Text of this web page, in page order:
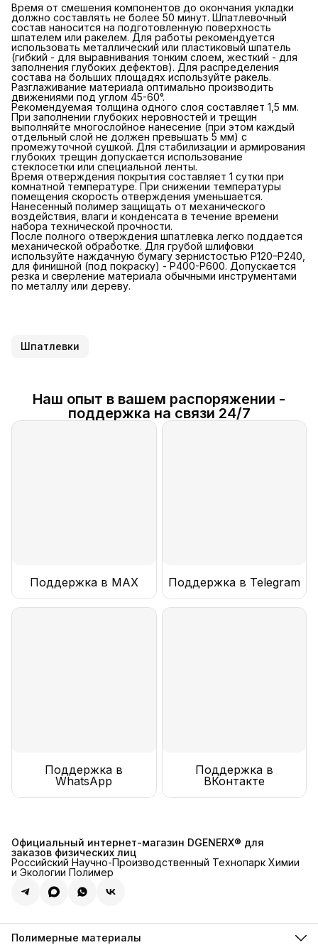
Время от смешения компонентов до окончания укладки
должно составлять не более 50 минут. Шпатлевочный
состав наносится на подготовленную поверхность
шпателем или ракелем. Для работы рекомендуется
использовать металлический или пластиковый шпатель
(гибкий - для выравнивания тонким слоем, жесткий - для
заполнения глубоких дефектов). Для распределения
состава на больших площадях используйте ракель.
Разглаживание материала оптимально производить
движениями под углом 45-60°.
Рекомендуемая толщина одного слоя составляет 1,5 мм.
При заполнении глубоких неровностей и трещин
выполняйте многослойное нанесение (при этом каждый
отдельный слой не должен превышать 5 мм) с
промежуточной сушкой. Для стабилизации и армирования
глубоких трещин допускается использование
стеклосетки или специальной ленты.
Время отверждения покрытия составляет 1 сутки при
комнатной температуре. При снижении температуры
помещения скорость отверждения уменьшается.
Нанесенный полимер защищать от механического
воздействия, влаги и конденсата в течение времени
набора технической прочности.
После полного отверждения шпатлевка легко поддается
механической обработке. Для грубой шлифовки
используйте наждачную бумагу зернистостью P120–P240,
для финишной (под покраску) - P400-P600. Допускается
резка и сверление материала обычными инструментами
по металлу или дереву.
Шпатлевки
Наш опыт в вашем распоряжении -
поддержка на связи 24/7
Поддержка в MAX Поддержка в Telegram
Поддержка в
WhatsApp
Поддержка в
ВКонтакте
Официальный интернет-магазин DGENERX® для
заказов физических лиц
Российский Научно-Производственный Технопарк Химии
и Экологии Полимер
Полимерные материалы